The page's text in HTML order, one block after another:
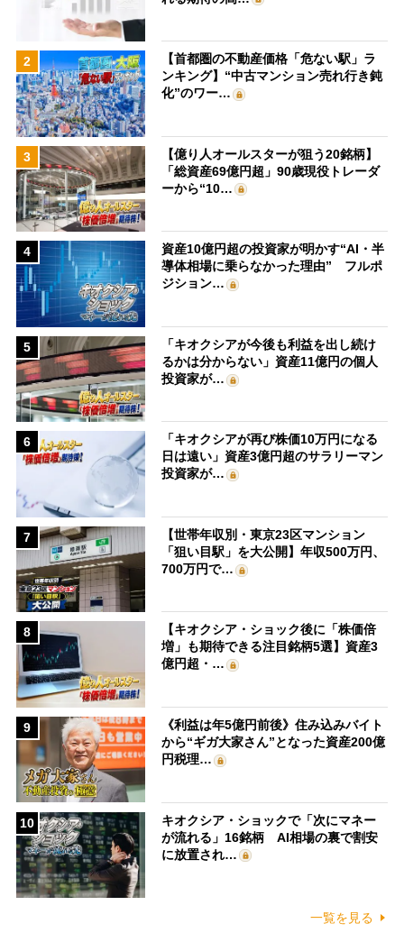
2
【首都圏の不動産価格「危ない駅」ラ
ンキング】“中古マンション売れ行き鈍
化”のワー…
3
【億り人オールスターが狙う20銘柄】
「総資産69億円超」90歳現役トレーダ
ーから“10…
4
資産10億円超の投資家が明かす“AI・半
導体相場に乗らなかった理由” フルポ
ジション…
5
「キオクシアが今後も利益を出し続け
るかは分からない」資産11億円の個人
投資家が…
6
「キオクシアが再び株価10万円になる
日は遠い」資産3億円超のサラリーマン
投資家が…
7
【世帯年収別・東京23区マンション
「狙い目駅」を大公開】年収500万円、
700万円で…
8
【キオクシア・ショック後に「株価倍
増」も期待できる注目銘柄5選】資産3
億円超・…
9
《利益は年5億円前後》住み込みバイト
から“ギガ大家さん”となった資産200億
円税理…
10
キオクシア・ショックで「次にマネー
が流れる」16銘柄 AI相場の裏で割安
に放置され…
一覧を見る